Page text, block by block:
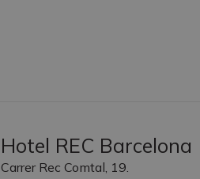
Hotel REC Barcelona
Carrer Rec Comtal, 19.